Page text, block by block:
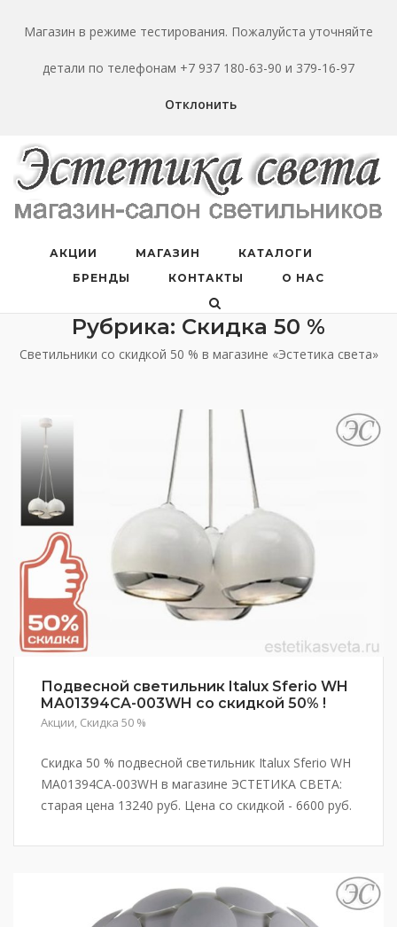
Магазин в режиме тестирования. Пожалуйста уточняйте
детали по телефонам +7 937 180-63-90 и 379-16-97
Отклонить
АКЦИИ МАГАЗИН
КАТАЛОГИ
БРЕНДЫ
КОНТАКТЫ О НАС
Рубрика: Скидка 50 %
Светильники со скидкой 50 % в магазине «Эстетика света»
Подвесной светильник Italux Sferio WH
MA01394CA-003WH со скидкой 50% !
Акции, Скидка 50 %
Скидка 50 % подвесной светильник Italux Sferio WH
MA01394CA-003WH в магазине ЭСТЕТИКА СВЕТА:
старая цена 13240 руб. Цена со скидкой - 6600 руб.